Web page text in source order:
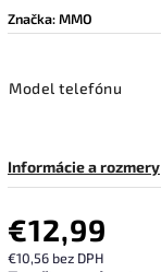
Značka:MMO
Model telefónu
Informácie a rozmery
€12,99
€10,56 bez DPH